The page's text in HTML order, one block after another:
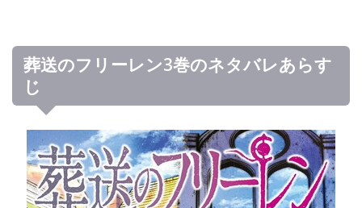
葬送のフリーレン3巻のネタバレあらす
じ